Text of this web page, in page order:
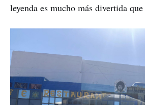
leyenda es mucho más divertida